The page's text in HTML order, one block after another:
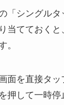
「シングルタ
当てておく
。
面を直接タッ
押して一時停